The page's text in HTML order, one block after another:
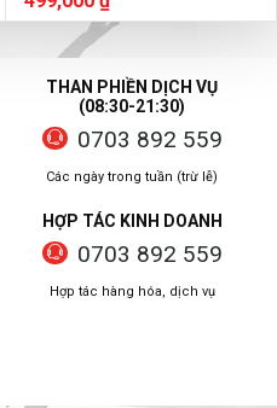
THAN PHIỀN DỊCH VỤ
(08:30-21:30)
0703 892 559
Các ngày trong tuần (trừ lễ)
HỢP TÁC KINH DOANH
0703 892 559
Hợp tác hàng hóa, dịch vụ